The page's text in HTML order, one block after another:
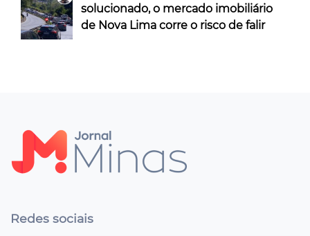
solucionado, o mercado imobiliário
de Nova Lima corre o risco de falir
Redes sociais